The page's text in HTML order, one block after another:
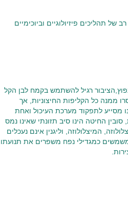
של תהליכים פיזיולוגיים וביוכימיים
רגיל להשתמש בקמח לבן הקל
ממנה כל הקליפות החיצוניות, אך
מסייע לתפקוד מערכת העיכול ואחת
החיטה הינו סיב תזונתי שאינו נמס
המיצלולוזה, וליגנין אינם נעכלים
כמגדילי נפח משפרים את תנועתו